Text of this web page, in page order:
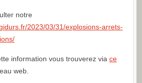
notre
2023/03/31/explosions-arrets-
information vous trouverez via ce
web.